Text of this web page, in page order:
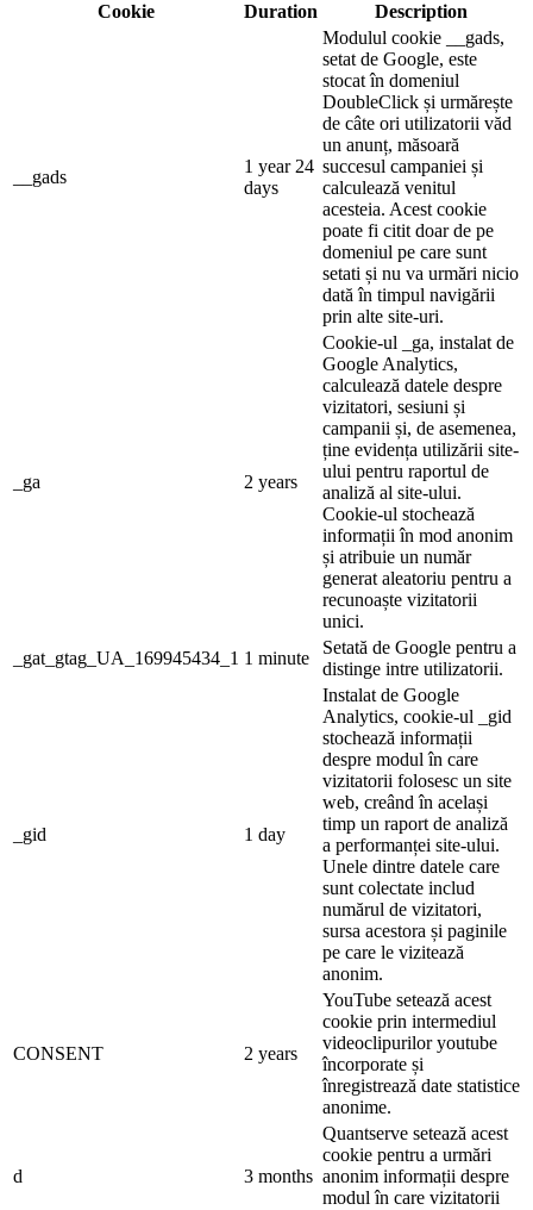
Cookie
Duration Description
__gads
1 year 24
days
Modulul cookie __gads,
setat de Google, este
stocat în domeniul
DoubleClick și urmărește
de câte ori utilizatorii văd
un anunț, măsoară
succesul campaniei și
calculează venitul
acesteia. Acest cookie
poate fi citit doar de pe
domeniul pe care sunt
setati și nu va urmări nicio
dată în timpul navigării
prin alte site-uri.
_ga 2 years
Cookie-ul _ga, instalat de
Google Analytics,
calculează datele despre
vizitatori, sesiuni și
campanii și, de asemenea,
ține evidența utilizării site-
ului pentru raportul de
analiză al site-ului.
Cookie-ul stochează
informații în mod anonim
și atribuie un număr
generat aleatoriu pentru a
recunoaște vizitatorii
unici.
_gat_gtag_UA_169945434_1 1 minute
Setată de Google pentru a
distinge intre utilizatorii.
_gid 1 day
Instalat de Google
Analytics, cookie-ul _gid
stochează informații
despre modul în care
vizitatorii folosesc un site
web, creând în același
timp un raport de analiză
a performanței site-ului.
Unele dintre datele care
sunt colectate includ
numărul de vizitatori,
sursa acestora și paginile
pe care le vizitează
anonim.
CONSENT 2 years
YouTube setează acest
cookie prin intermediul
videoclipurilor youtube
încorporate și
înregistrează date statistice
anonime.
d 3 months
Quantserve setează acest
cookie pentru a urmări
anonim informații despre
modul în care vizitatorii